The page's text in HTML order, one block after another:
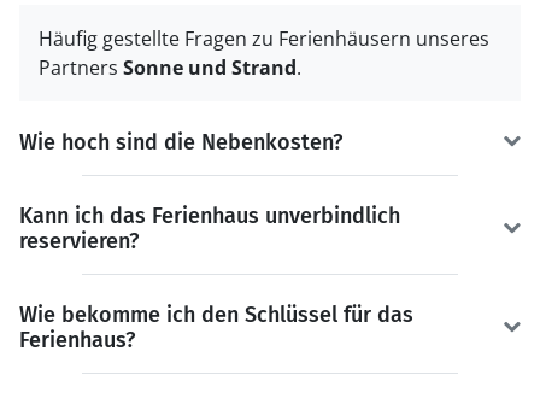
Häufig gestellte Fragen zu Ferienhäusern unseres
Partners Sonne und Strand.
Wie hoch sind die Nebenkosten?
Kann ich das Ferienhaus unverbindlich
reservieren?
Wie bekomme ich den Schlüssel für das
Ferienhaus?